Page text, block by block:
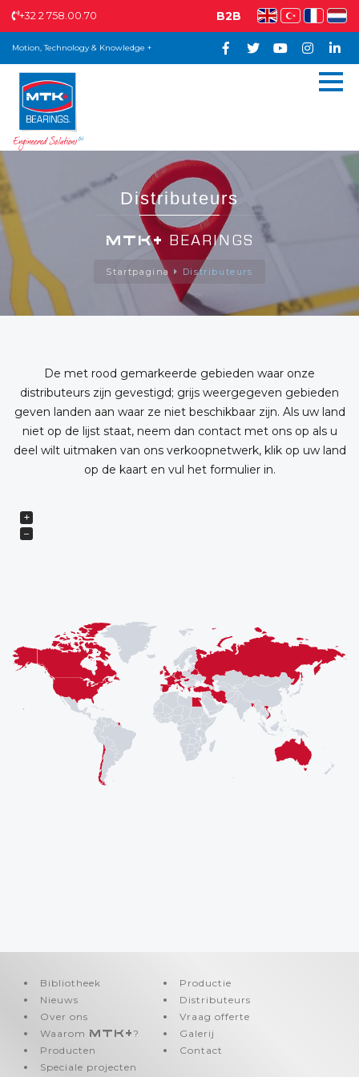
+32 2 758.00.70 B2B
Motion, Technology & Knowledge +
Distributeurs
MTK+ BEARINGS
Startpagina Distributeurs
De met rood gemarkeerde gebieden waar onze
distributeurs zijn gevestigd; grijs weergegeven gebieden
geven landen aan waar ze niet beschikbaar zijn. Als uw land
niet op de lijst staat, neem dan contact met ons op als u
deel wilt uitmaken van ons verkoopnetwerk, klik op uw land
op de kaart en vul het formulier in.
+
−
Bibliotheek
Nieuws
Over ons
Waarom MTK+?
Producten
Speciale projecten
Productie
Distributeurs
Vraag offerte
Galerij
Contact